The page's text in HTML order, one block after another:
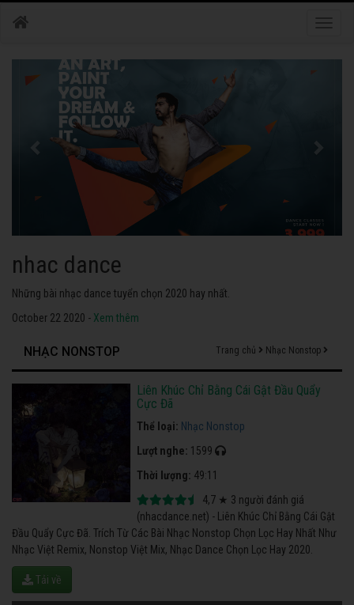
nhac dance
Những bài nhạc dance tuyển chọn 2020 hay nhất.
October 22 2020 - Xem thêm
NHẠC NONSTOP Trang chủ Nhạc Nonstop
Liên Khúc Chỉ Bằng Cái Gật Đầu Quẩy
Cực Đã
Thể loại: Nhạc Nonstop
Lượt nghe: 1599
Thời lượng: 49:11
4,7 ★ 3 người đánh giá
(nhacdance.net) - Liên Khúc Chỉ Bằng Cái Gật
Đầu Quẩy Cực Đã. Trích Từ Các Bài Nhạc Nonstop Chọn Lọc Hay Nhất Như
Nhạc Việt Remix, Nonstop Việt Mix, Nhạc Dance Chọn Lọc Hay 2020.
Tải về